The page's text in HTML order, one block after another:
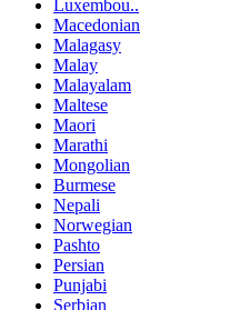
Luxembou..
Macedonian
Malagasy
Malay
Malayalam
Maltese
Maori
Marathi
Mongolian
Burmese
Nepali
Norwegian
Pashto
Persian
Punjabi
Serbian